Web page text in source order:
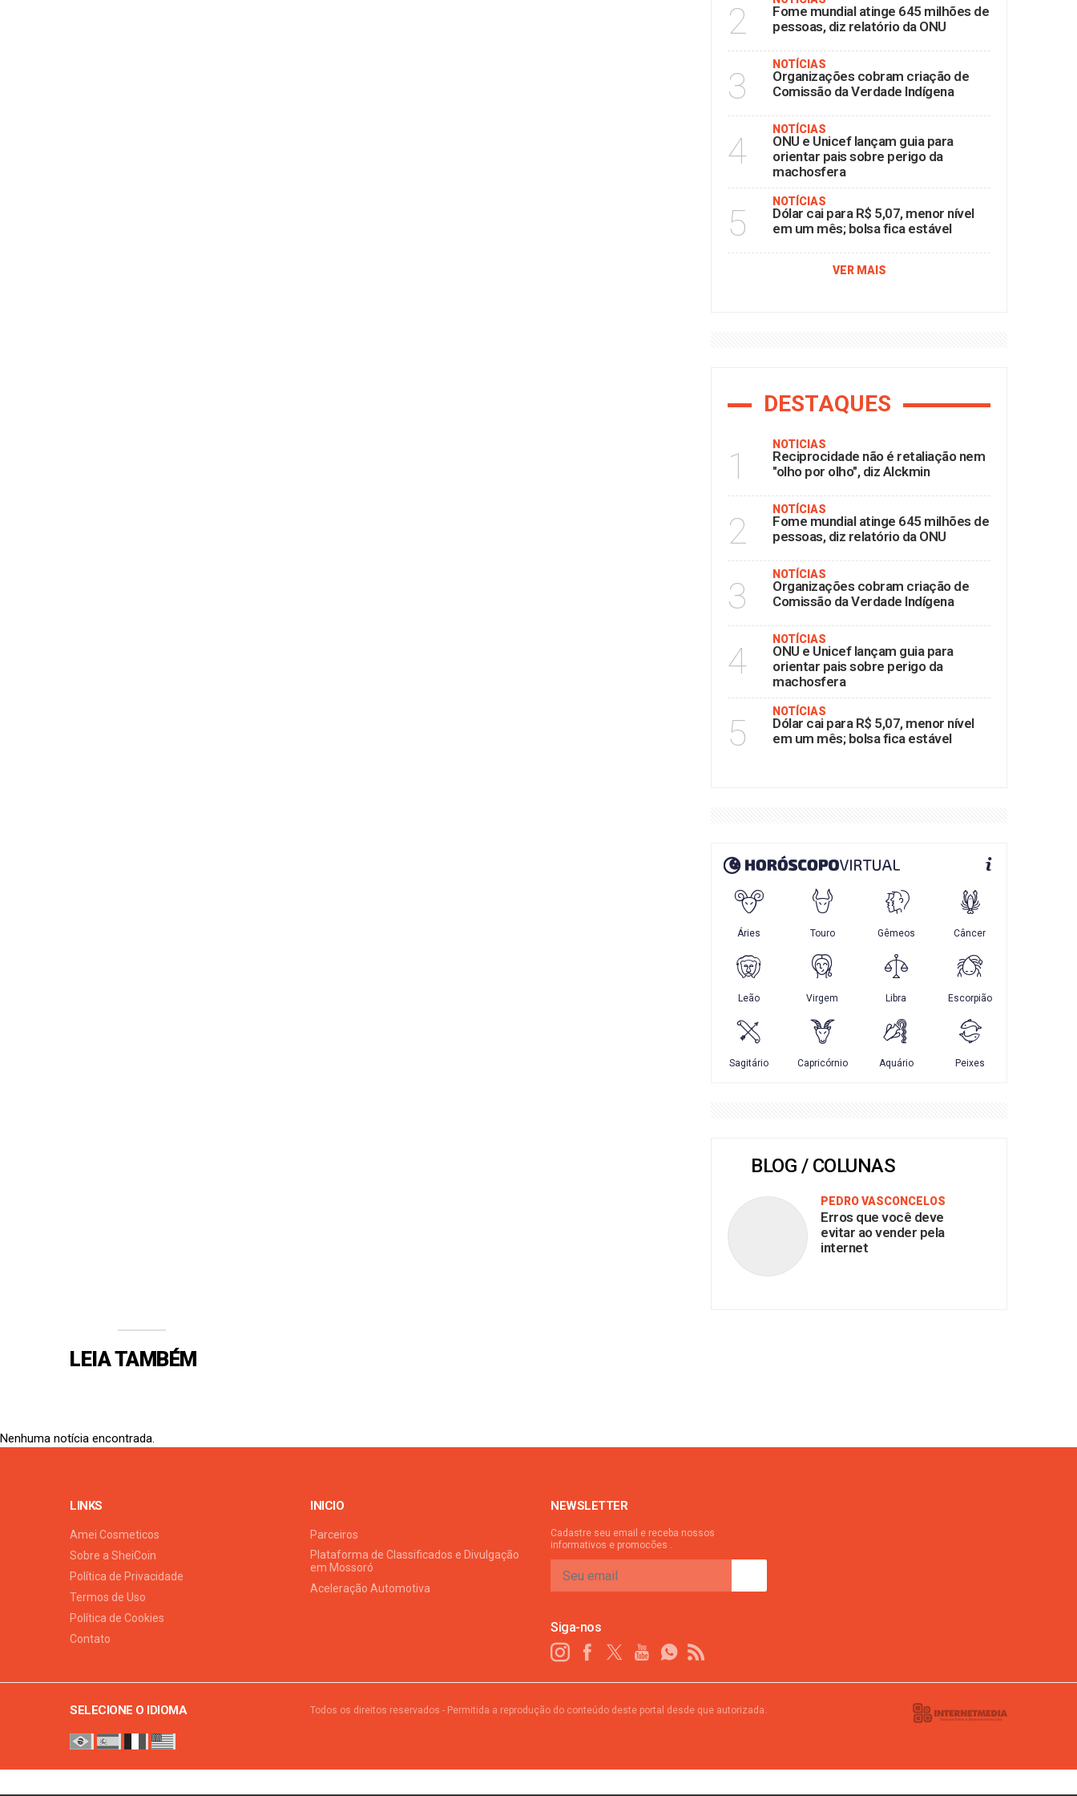
2
Fome mundial atinge 645 milhões de
pessoas, diz relatório da ONU
3
NOTÍCIAS
Organizações cobram criação de
Comissão da Verdade Indígena
4
NOTÍCIAS
ONU e Unicef lançam guia para
orientar pais sobre perigo da
machosfera
5
NOTÍCIAS
Dólar cai para R$ 5,07, menor nível
em um mês; bolsa fica estável
VER MAIS
DESTAQUES
1
NOTÍCIAS
Reciprocidade não é retaliação nem
"olho por olho", diz Alckmin
2
NOTÍCIAS
Fome mundial atinge 645 milhões de
pessoas, diz relatório da ONU
3
NOTÍCIAS
Organizações cobram criação de
Comissão da Verdade Indígena
4
NOTÍCIAS
ONU e Unicef lançam guia para
orientar pais sobre perigo da
machosfera
5
NOTÍCIAS
Dólar cai para R$ 5,07, menor nível
em um mês; bolsa fica estável
BLOG / COLUNAS
PEDRO VASCONCELOS
Erros que você deve
evitar ao vender pela
internet
LEIA TAMBÉM
Nenhuma notícia encontrada.
LINKS
Amei Cosmeticos
Sobre a SheiCoin
Política de Privacidade
Termos de Uso
Política de Cookies
Contato
INICIO
Parceiros
Plataforma de Classificados e Divulgação
em Mossoró
Aceleração Automotiva
NEWSLETTER
Cadastre seu email e receba nossos
informativos e promocões .
Siga-nos
SELECIONE O IDIOMA Todos os direitos reservados - Permitida a reprodução do conteúdo deste portal desde que autorizada.